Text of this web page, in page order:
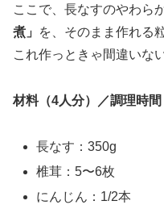
ここで、長なすのやわら
煮」
を、そのまま作れる
これ作っときゃ間違いない
材料（4人分）／調理時
長なす：350g
椎茸：5〜6枚
にんじん：1/2本